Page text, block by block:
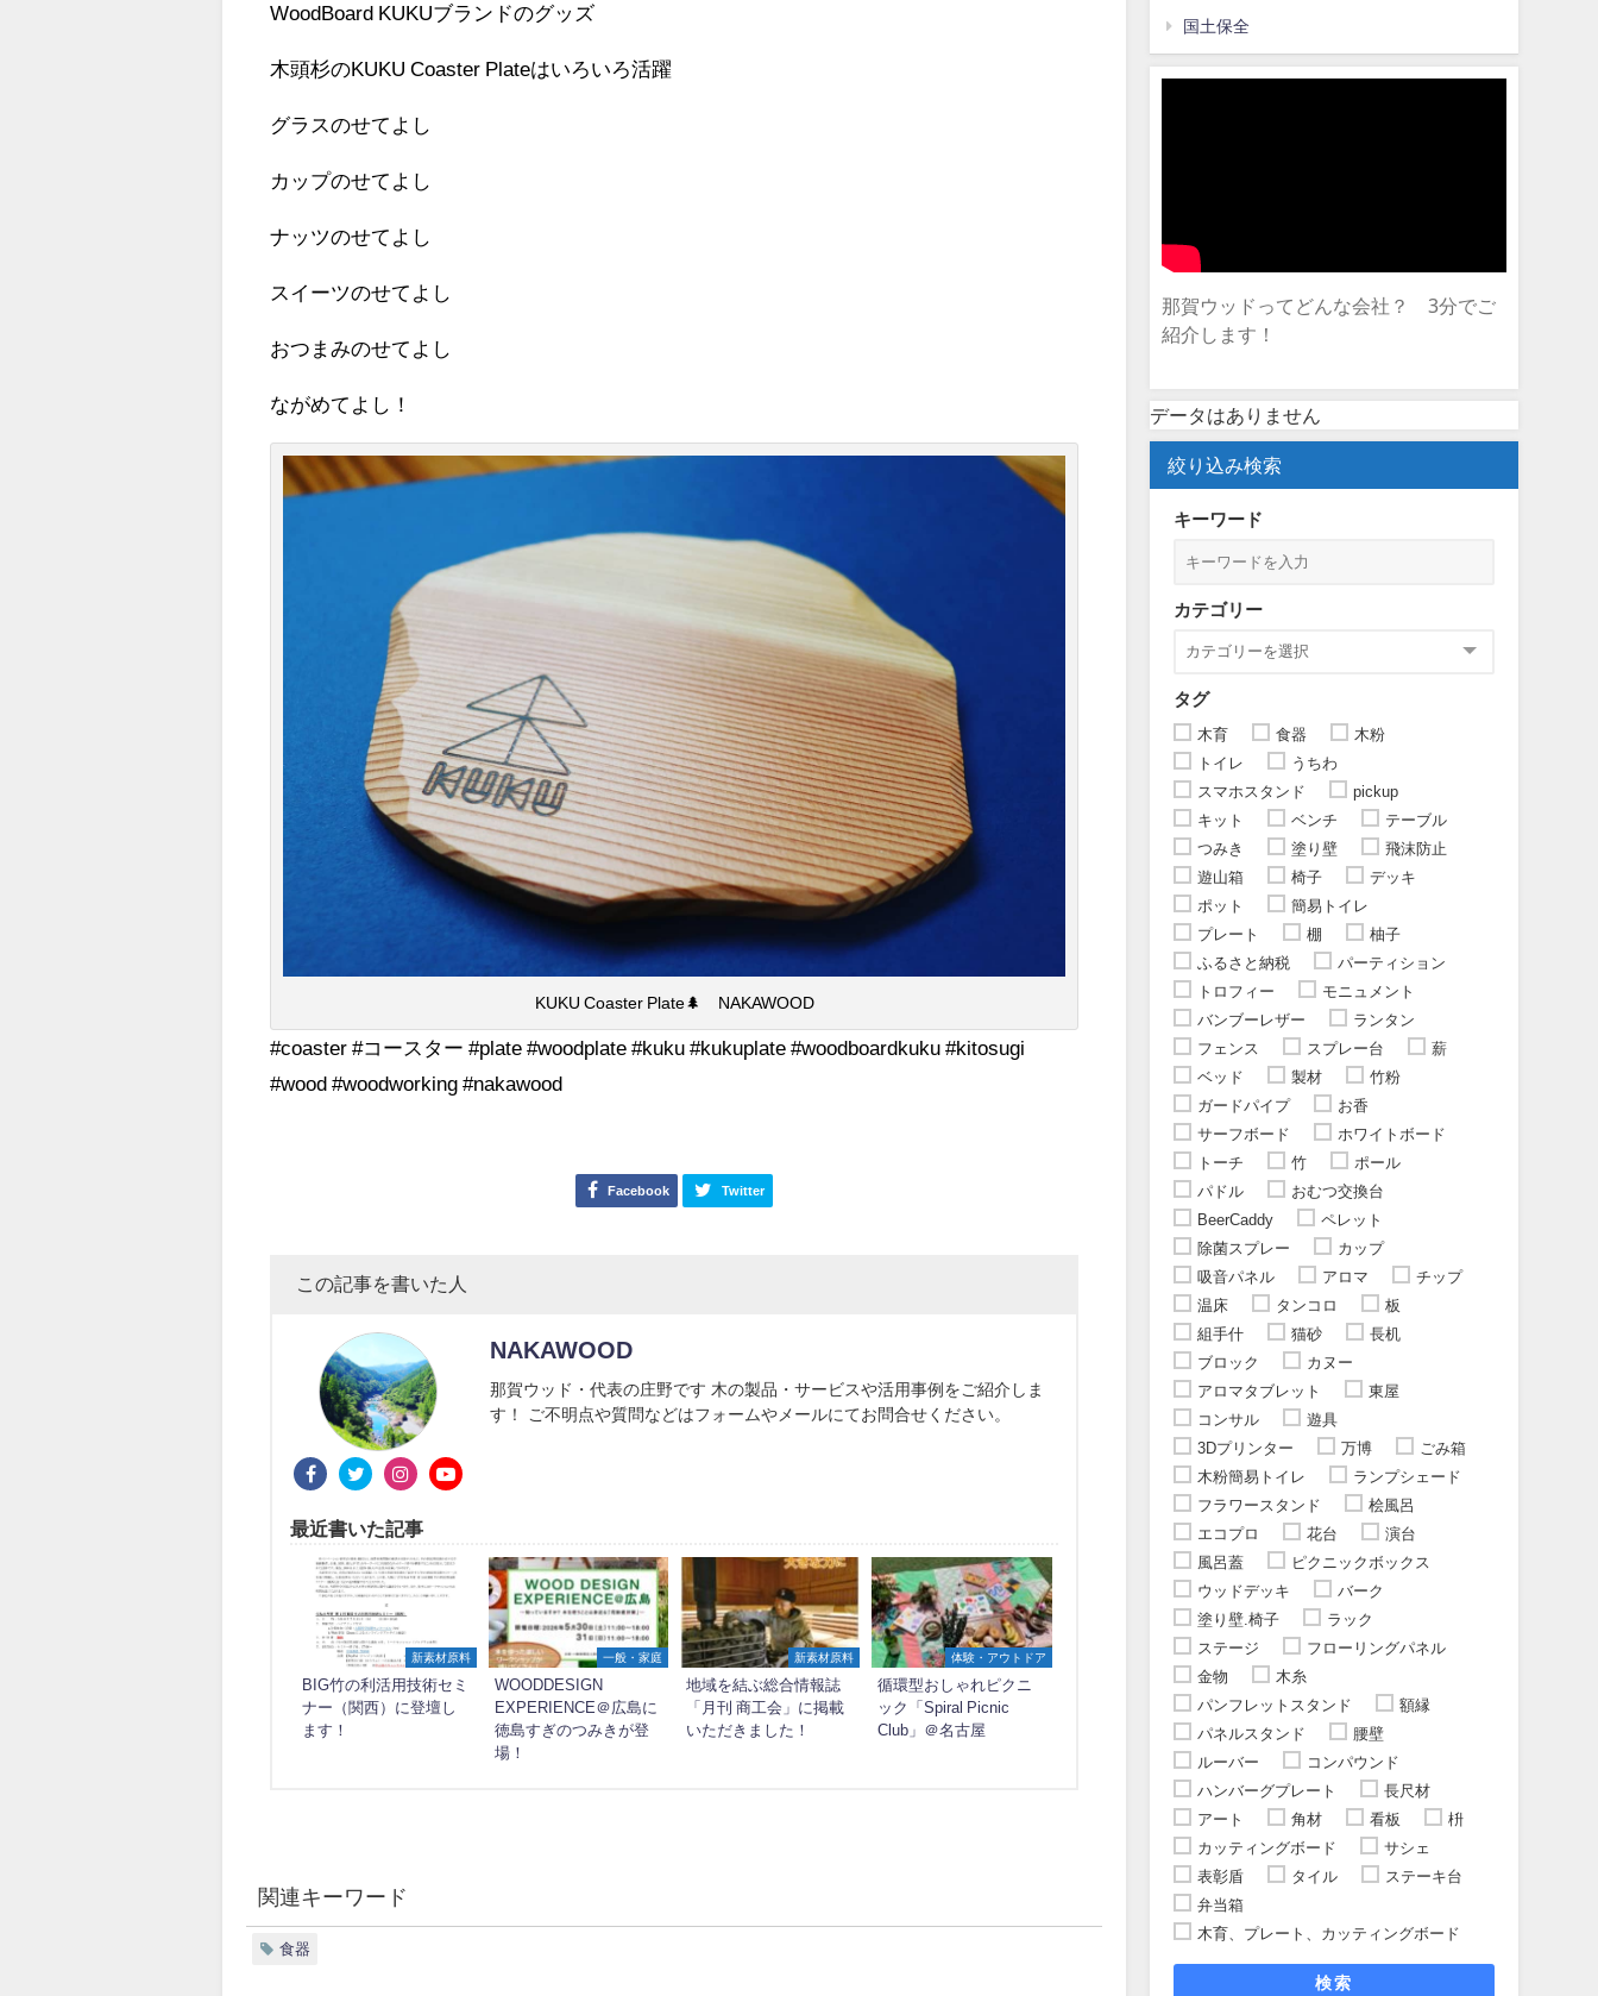
WoodBoard KUKUブランドのグッズ
木頭杉のKUKU Coaster Plateはいろいろ活躍
グラスのせてよし
カップのせてよし
ナッツのせてよし
スイーツのせてよし
おつまみのせてよし
ながめてよし！
KUKU Coaster Plate🌲 NAKAWOOD
#coaster #コースター #plate #woodplate #kuku #kukuplate #woodboardkuku #kitosugi
#wood #woodworking #nakawood
Facebook Twitter
この記事を書いた人
NAKAWOOD
那賀ウッド・代表の庄野です 木の製品・サービスや活用事例をご紹介しま
す！ ご不明点や質問などはフォームやメールにてお問合せください。
最近書いた記事
新素材原料
BIG竹の利活用技術セミ
ナー（関西）に登壇し
ます！
一般・家庭
WOODDESIGN
EXPERIENCE＠広島に
徳島すぎのつみきが登
場！
新素材原料
地域を結ぶ総合情報誌
「月刊 商工会」に掲載
いただきました！
体験・アウトドア
循環型おしゃれピクニ
ック「Spiral Picnic
Club」＠名古屋
関連キーワード
食器
国土保全
那賀ウッドってどんな会社？ 3分でご
紹介します！
データはありません
絞り込み検索
キーワード
カテゴリー
タグ
木育 食器
木粉
トイレ
うちわ
スマホスタンド
pickup
キット
ベンチ
テーブル
つみき
塗り壁
飛沫防止
遊山箱
椅子
デッキ
ポット
簡易トイレ
プレート
棚
柚子
ふるさと納税
パーティション
トロフィー
モニュメント
バンブーレザー
ランタン
フェンス
スプレー台
薪
ベッド
製材
竹粉
ガードパイプ
お香
サーフボード
ホワイトボード
トーチ
竹
ポール
パドル
おむつ交換台
BeerCaddy
ペレット
除菌スプレー
カップ
吸音パネル
アロマ
チップ
温床
タンコロ
板
組手什
猫砂
長机
ブロック
カヌー
アロマタブレット
東屋
コンサル
遊具
3Dプリンター
万博
ごみ箱
木粉簡易トイレ
ランプシェード
フラワースタンド
桧風呂
エコプロ
花台
演台
風呂蓋
ピクニックボックス
ウッドデッキ
バーク
塗り壁.椅子
ラック
ステージ
フローリングパネル
金物
木糸
パンフレットスタンド
額縁
パネルスタンド
腰壁
ルーバー
コンパウンド
ハンバーグプレート
長尺材
アート
角材 看板
枡
カッティングボード
サシェ
表彰盾
タイル
ステーキ台
弁当箱
木育、プレート、カッティングボード
検索